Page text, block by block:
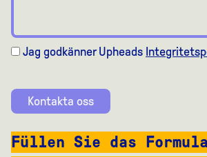
Jag godkänner Upheads
Kontakta oss
Füllen Sie das